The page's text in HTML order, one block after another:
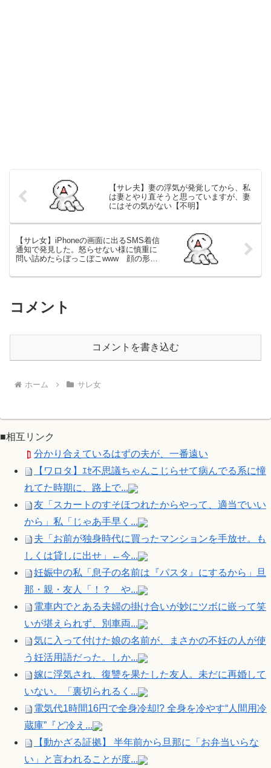
【サレ夫】妻の浮気が発覚してから、私
は妻とやり直そうと思っていますが、妻
にはその気がない【不明】
【サレ女】iPhoneの画面に出るSMS着信
通知で発見した。怒らせない様に慎重に
問い詰めたらぼっこぼこwww 顔の形変
コメント
コメントを書き込む
ホーム サレ女
■相互リンク
分かり合えているはずの夫が、一番遠い
【ワロタ】ｴｾ不思議ちゃんこじらせて病んでる系に憧
れてた時期に、路上で...
友「スカートのすそほつれたからやって、適当でいい
から」私「じゃあ手早く...
夫「お前が独身時代に買ったマンションを手放せ。も
しくは貸しに出せ」←今...
妊娠中の私「息子の名前は『パスタ』にするから」旦
那・親・友人「！？ や...
電車内でとある夫婦の掛け合いが妙にツボに嵌って笑
いが堪えられず、別車両...
気に入って付けた娘の名前が、まさかの不妊の人が使
う妊活用語だった。しか...
嫁に浮気され、復讐を果たした友人。未だに再婚して
いない。「裏切られるく...
電気代1時間16円で全身冷却!? 全身を冷やす“人間用冷
蔵庫”『ど冷え...
【動かざる証拠】 半年前から旦那に「お弁当いらな
い」と言われることが度...